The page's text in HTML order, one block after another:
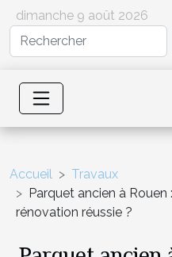
dimanche 9 août 2026
Accueil
Travaux
Parquet ancien à
rénovation réussie ?